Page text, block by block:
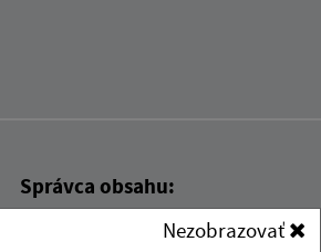
Nezobrazovať
Správca obsahu:
Správca obsahu je Obec Kysak.